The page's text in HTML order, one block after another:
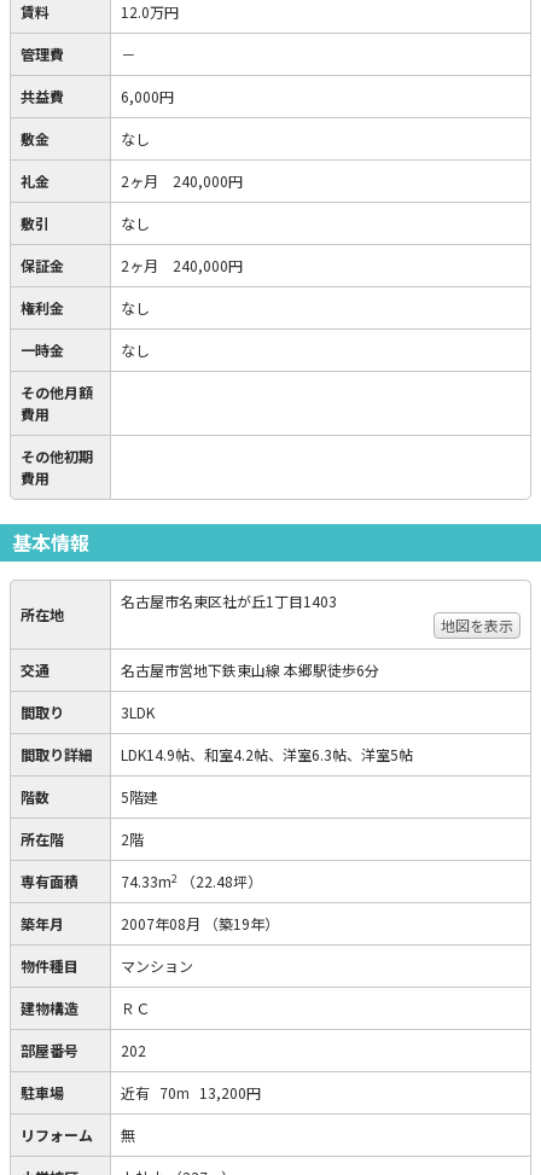
賃料 12.0万円
管理費 －
共益費 6,000円
敷金 なし
礼金 2ヶ月 240,000円
敷引 なし
保証金 2ヶ月 240,000円
権利金 なし
一時金 なし
その他月額
費用
その他初期
費用
基本情報
所在地
名古屋市名東区社が丘1丁目1403
地図を表示
交通 名古屋市営地下鉄東山線 本郷駅徒歩6分
間取り 3LDK
間取り詳細 LDK14.9帖、和室4.2帖、洋室6.3帖、洋室5帖
階数 5階建
所在階 2階
専有面積 74.33m2 （22.48坪）
築年月 2007年08月 （築19年）
物件種目 マンション
建物構造 ＲＣ
部屋番号 202
駐車場 近有 70m 13,200円
リフォーム 無